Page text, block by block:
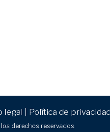
legal Política de privacidad
derechos reservados.